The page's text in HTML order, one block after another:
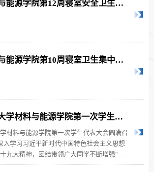
能源学院第12周寝室安全卫生集
能源学院第10周寝室卫生集中检
学材料与能源学院第一次学生代
圆满召开
材料与能源学院第一次学生代表大会圆满召
九大精神，团结带领广大同学不断增强“四
、坚定“四个自信”、...